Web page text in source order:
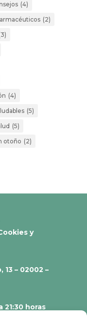
(4)
(2)
(4)
(5)
(5)
otoño (2)
y
– 02002 –
21:30 horas